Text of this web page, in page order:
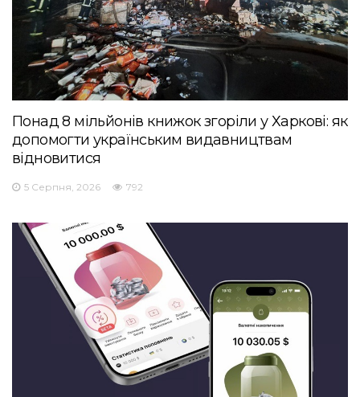
Понад 8 мільйонів книжок згоріли у Харкові: як
допомогти українським видавництвам
відновитися
5 Серпня, 2026 792